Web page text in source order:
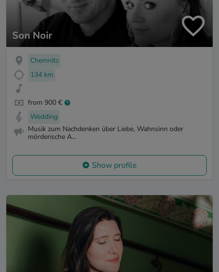
Son Noir
Chemnitz
134 km
from 900 €
Wedding
Musik zum Nachdenken über Liebe, Wahnsinn oder
mörderische A...
Show profile